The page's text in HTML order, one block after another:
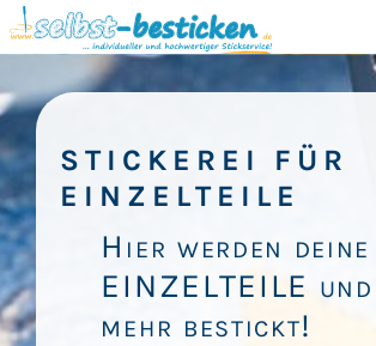
STICKEREI FÜR
EINZELTEILE
Hier werden deine
EINZELTEILE und
mehr bestickt!